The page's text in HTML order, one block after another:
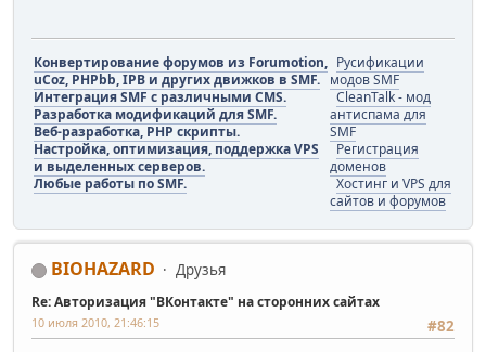
Конвертирование форумов из Forumotion,
uCoz, PHPbb, IPB и других движков в SMF.
Интеграция SMF с различными CMS.
Разработка модификаций для SMF.
Веб-разработка, PHP скрипты.
Настройка, оптимизация, поддержка VPS
и выделенных серверов.
Любые работы по SMF.
Русификации
модов SMF
CleanTalk - мод
антиспама для
SMF
Регистрация
доменов
Хостинг и VPS для
сайтов и форумов
BIOHAZARD Друзья
Re: Авторизация "ВКонтакте" на сторонних сайтах
#82
10 июля 2010, 21:46:15